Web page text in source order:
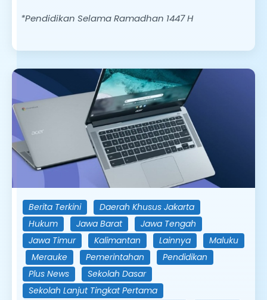
*Pendidikan Selama Ramadhan 1447 H
Berita Terkini
Daerah Khusus Jakarta
Hukum
Jawa Barat
Jawa Tengah
Jawa Timur
Kalimantan Lainnya
Maluku
Merauke
Pemerintahan
Pendidikan
Plus News
Sekolah Dasar
Sekolah Lanjut Tingkat Pertama